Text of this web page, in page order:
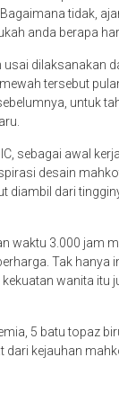
tidak,
anda berapa
usai dilaksanakan
tersebut
untuk
sebagai awal
desain
diambil dari
waktu 3.000 jam
Tak
wanita itu
5 batu topaz
dari kejauhan